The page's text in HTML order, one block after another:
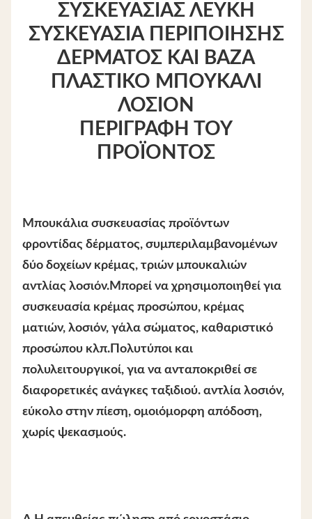
ΣΥΣΚΕΥΑΣΊΑΣ ΛΕΥΚΉ
ΣΥΣΚΕΥΑΣΊΑ ΠΕΡΙΠΟΊΗΣΗΣ
ΔΈΡΜΑΤΟΣ ΚΑΙ ΒΆΖΑ
ΠΛΑΣΤΙΚΌ ΜΠΟΥΚΆΛΙ
ΛΟΣΙΌΝ
ΠΕΡΙΓΡΑΦΉ ΤΟΥ
ΠΡΟΪΌΝΤΟΣ
Μπουκάλια συσκευασίας προϊόντων
φροντίδας δέρματος, συμπεριλαμβανομένων
δύο δοχείων κρέμας, τριών μπουκαλιών
αντλίας λοσιόν.Μπορεί να χρησιμοποιηθεί για
συσκευασία κρέμας προσώπου, κρέμας
ματιών, λοσιόν, γάλα σώματος, καθαριστικό
προσώπου κλπ.Πολυτύποι και
πολυλειτουργικοί, για να ανταποκριθεί σε
διαφορετικές ανάγκες ταξιδιού. αντλία λοσιόν,
εύκολο στην πίεση, ομοιόμορφη απόδοση,
χωρίς ψεκασμούς.